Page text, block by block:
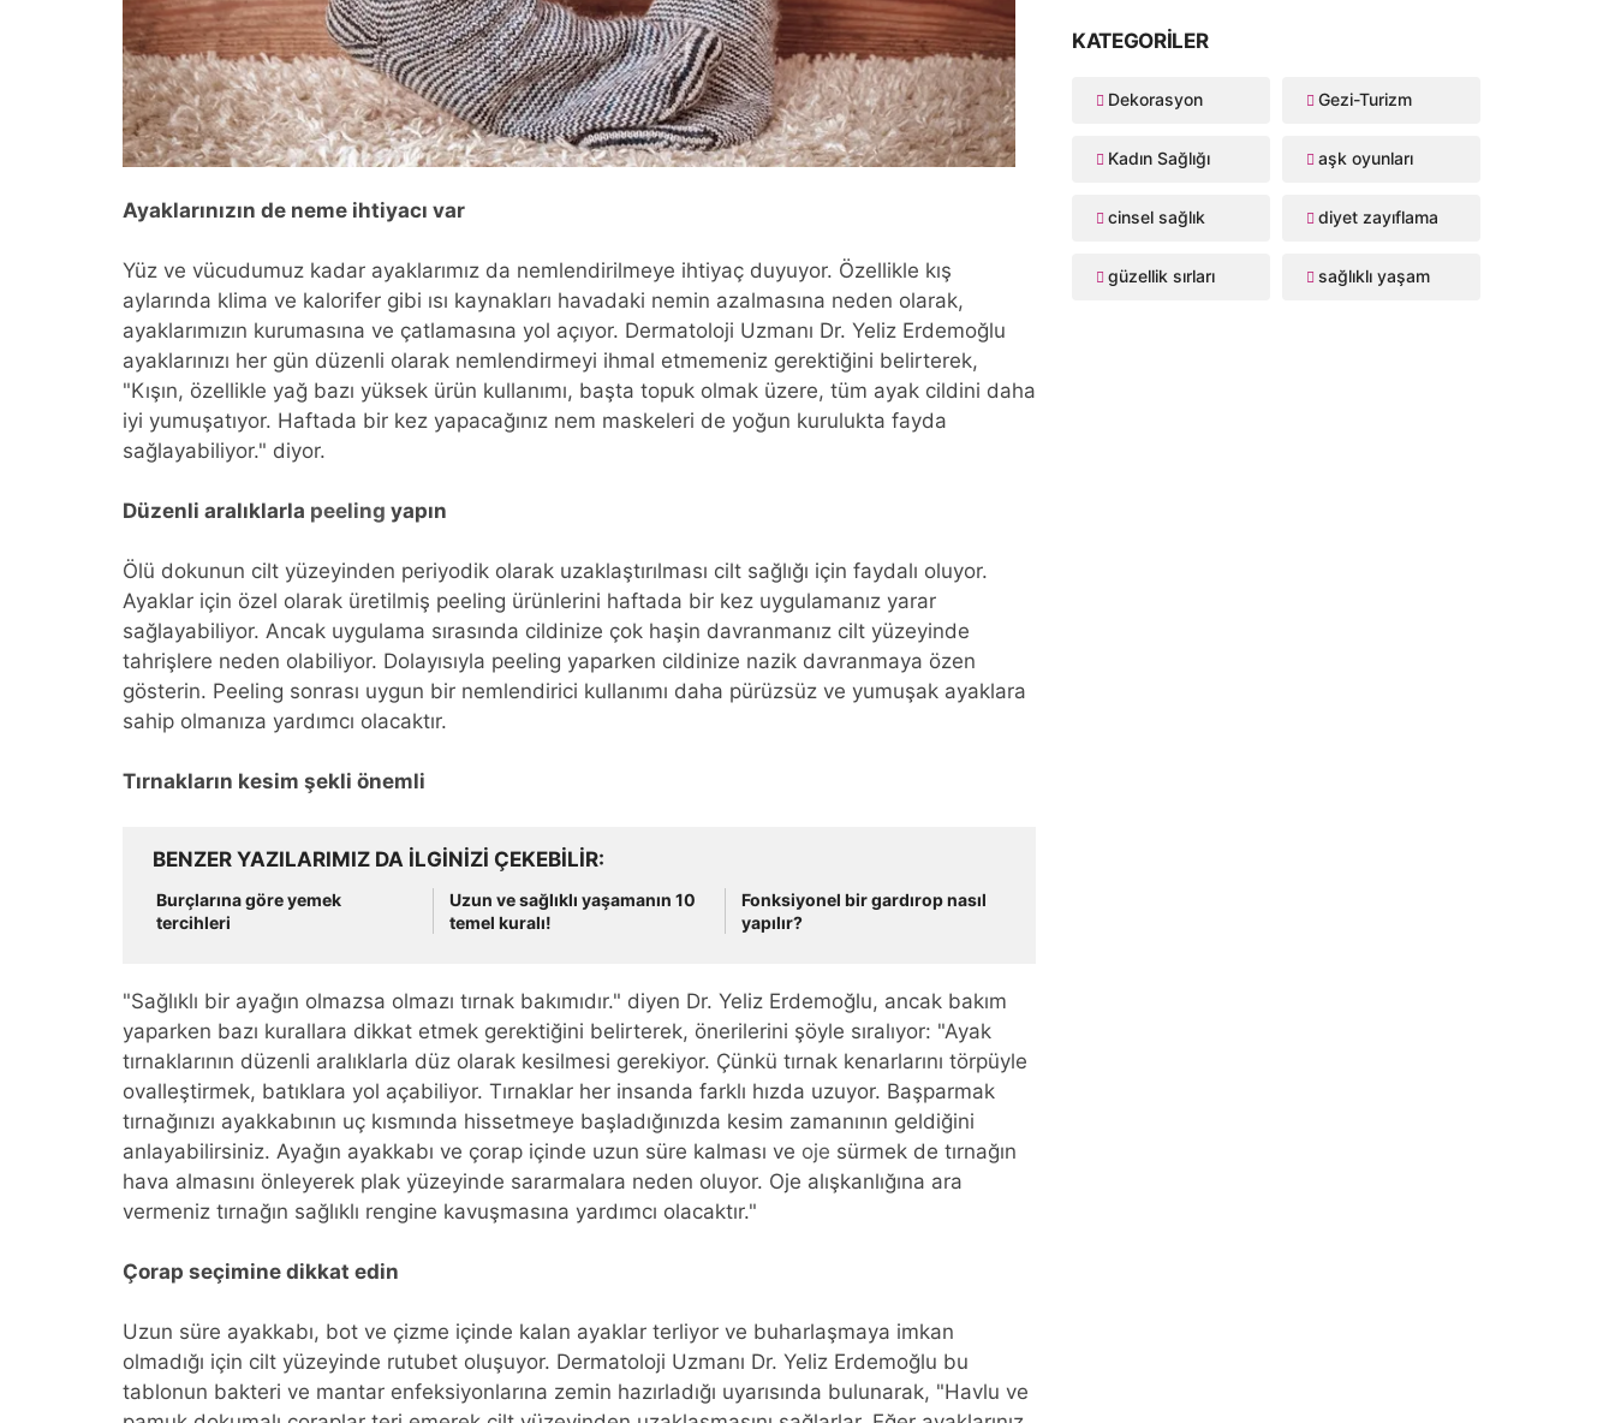
Ayaklarınızın de neme ihtiyacı var
Yüz ve vücudumuz kadar ayaklarımız da nemlendirilmeye ihtiyaç duyuyor. Özellikle kış
aylarında klima ve kalorifer gibi ısı kaynakları havadaki nemin azalmasına neden olarak,
ayaklarımızın kurumasına ve çatlamasına yol açıyor. Dermatoloji Uzmanı Dr. Yeliz Erdemoğlu
ayaklarınızı her gün düzenli olarak nemlendirmeyi ihmal etmemeniz gerektiğini belirterek,
"Kışın, özellikle yağ bazı yüksek ürün kullanımı, başta topuk olmak üzere, tüm ayak cildini daha
iyi yumuşatıyor. Haftada bir kez yapacağınız nem maskeleri de yoğun kurulukta fayda
sağlayabiliyor." diyor.
Düzenli aralıklarla peeling yapın
Ölü dokunun cilt yüzeyinden periyodik olarak uzaklaştırılması cilt sağlığı için faydalı oluyor.
Ayaklar için özel olarak üretilmiş peeling ürünlerini haftada bir kez uygulamanız yarar
sağlayabiliyor. Ancak uygulama sırasında cildinize çok haşin davranmanız cilt yüzeyinde
tahrişlere neden olabiliyor. Dolayısıyla peeling yaparken cildinize nazik davranmaya özen
gösterin. Peeling sonrası uygun bir nemlendirici kullanımı daha pürüzsüz ve yumuşak ayaklara
sahip olmanıza yardımcı olacaktır.
Tırnakların kesim şekli önemli
BENZER YAZILARIMIZ DA ILGINIZI ÇEKEBILIR
Burçlarına göre yemek
tercihleri
Uzun ve sağlıklı yaşamanın 10
temel kuralı!
Fonksiyonel bir gardırop nasıl
yapılır?
"Sağlıklı bir ayağın olmazsa olmazı tırnak bakımıdır." diyen Dr. Yeliz Erdemoğlu, ancak bakım
yaparken bazı kurallara dikkat etmek gerektiğini belirterek, önerilerini şöyle sıralıyor: "Ayak
tırnaklarının düzenli aralıklarla düz olarak kesilmesi gerekiyor. Çünkü tırnak kenarlarını törpüyle
ovalleştirmek, batıklara yol açabiliyor. Tırnaklar her insanda farklı hızda uzuyor. Başparmak
tırnağınızı ayakkabının uç kısmında hissetmeye başladığınızda kesim zamanının geldiğini
anlayabilirsiniz. Ayağın ayakkabı ve çorap içinde uzun süre kalması ve oje sürmek de tırnağın
hava almasını önleyerek plak yüzeyinde sararmalara neden oluyor. Oje alışkanlığına ara
vermeniz tırnağın sağlıklı rengine kavuşmasına yardımcı olacaktır."
Çorap seçimine dikkat edin
Uzun süre ayakkabı, bot ve çizme içinde kalan ayaklar terliyor ve buharlaşmaya imkan
olmadığı için cilt yüzeyinde rutubet oluşuyor. Dermatoloji Uzmanı Dr. Yeliz Erdemoğlu bu
tablonun bakteri ve mantar enfeksiyonlarına zemin hazırladığı uyarısında bulunarak, "Havlu ve
KATEGORILER
Dekorasyon Gezi-Turizm
Kadın Sağlığı aşk oyunları
cinsel sağlık diyet zayıflama
güzellik sırları sağlıklı yaşam